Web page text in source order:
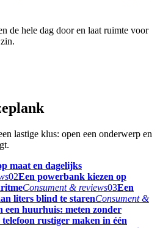
de hele dag door en laat ruimte voor
lastige klus: open een onderwerp en
maat en dagelijks
02Een powerbank kiezen op
Consument & reviews03Een
liters blind te starenConsument &
een huurhuis: meten zonder
telefoon rustiger maken in één